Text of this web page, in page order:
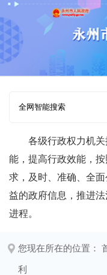
各级行政权力机
能，提高行政效能，
求，及时、准确、全
益的政府信息，推进
进程。
您现在所在的位置：
利